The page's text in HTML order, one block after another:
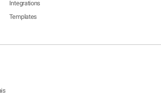
Integrations
Templates